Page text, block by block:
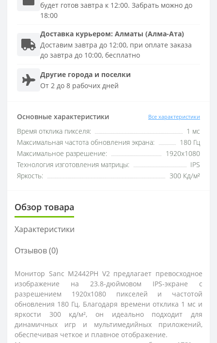
будет готов завтра к 12:00. Забрать можно до
18:00
Доставка курьером: Алматы (Алма-Ата)
Доставим завтра до 12:00, при оплате заказа
до завтра до 10:00, бесплатно
Другие города и поселки
От 2 до 8 рабочих дней
Основные характеристики Все характеристики
Время отклика пикселя:
1 мс
Максимальная частота обновления экрана:
180 Гц
Максимальное разрешение:
1920x1080
Технология изготовления матрицы:
IPS
Яркость:
300 Кд/м²
Обзор товара
Характеристики
Отзывов (0)
Монитор Sanc M2442PH V2 предлагает превосходное
изображение на 23.8-дюймовом IPS-экране с
разрешением 1920x1080 пикселей и частотой
обновления 180 Гц. Благодаря времени отклика 1 мс и
яркости 300 кд/м², он идеально подходит для
динамичных игр и мультимедийных приложений,
обеспечивая четкое и плавное отображение.